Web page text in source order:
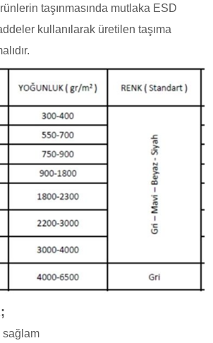
taşınmasında mutlaka ESD
kullanılarak üretilen taşıma
sağlam